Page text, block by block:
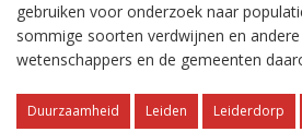
gebruiken voor onderzoek naar
sommige soorten verdwijnen en
wetenschappers en de gemeenten
Duurzaamheid Leiden Leiderdorp